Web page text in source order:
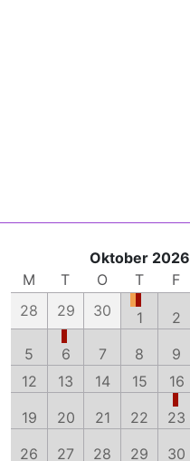
Oktober 2026
M
T O T F
28
29 30 1 2
5
6 7 8 9
12
13 14 15 16
19
20 21 22 23
26
27 28 29 30